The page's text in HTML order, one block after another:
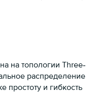
на топологии Three‐
распределение
простоту и гибкость